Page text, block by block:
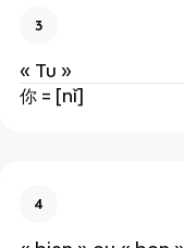
3
« Tu »
你 = [nǐ]
4